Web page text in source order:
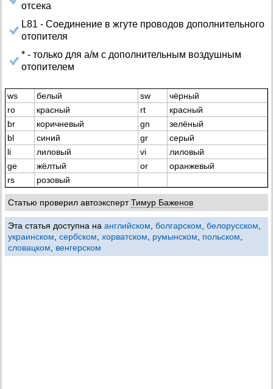
отсека
L81 - Соединение в жгуте проводов дополнительного
отопителя
* - только для а/м с дополнительным воздушным
отопителем
ws белый sw
чёрный
ro
красный rt
красный
br
коричневый gn
зелёный
bl
синий gr
серый
li
лиловый vi
лиловый
ge
жёлтый or
оранжевый
rs
розовый
Статью проверил автоэкспертТимур Баженов
Эта статья доступна на английском болгарском белорусском
украинском сербском хорватском румынском польском
словацком
венгерском